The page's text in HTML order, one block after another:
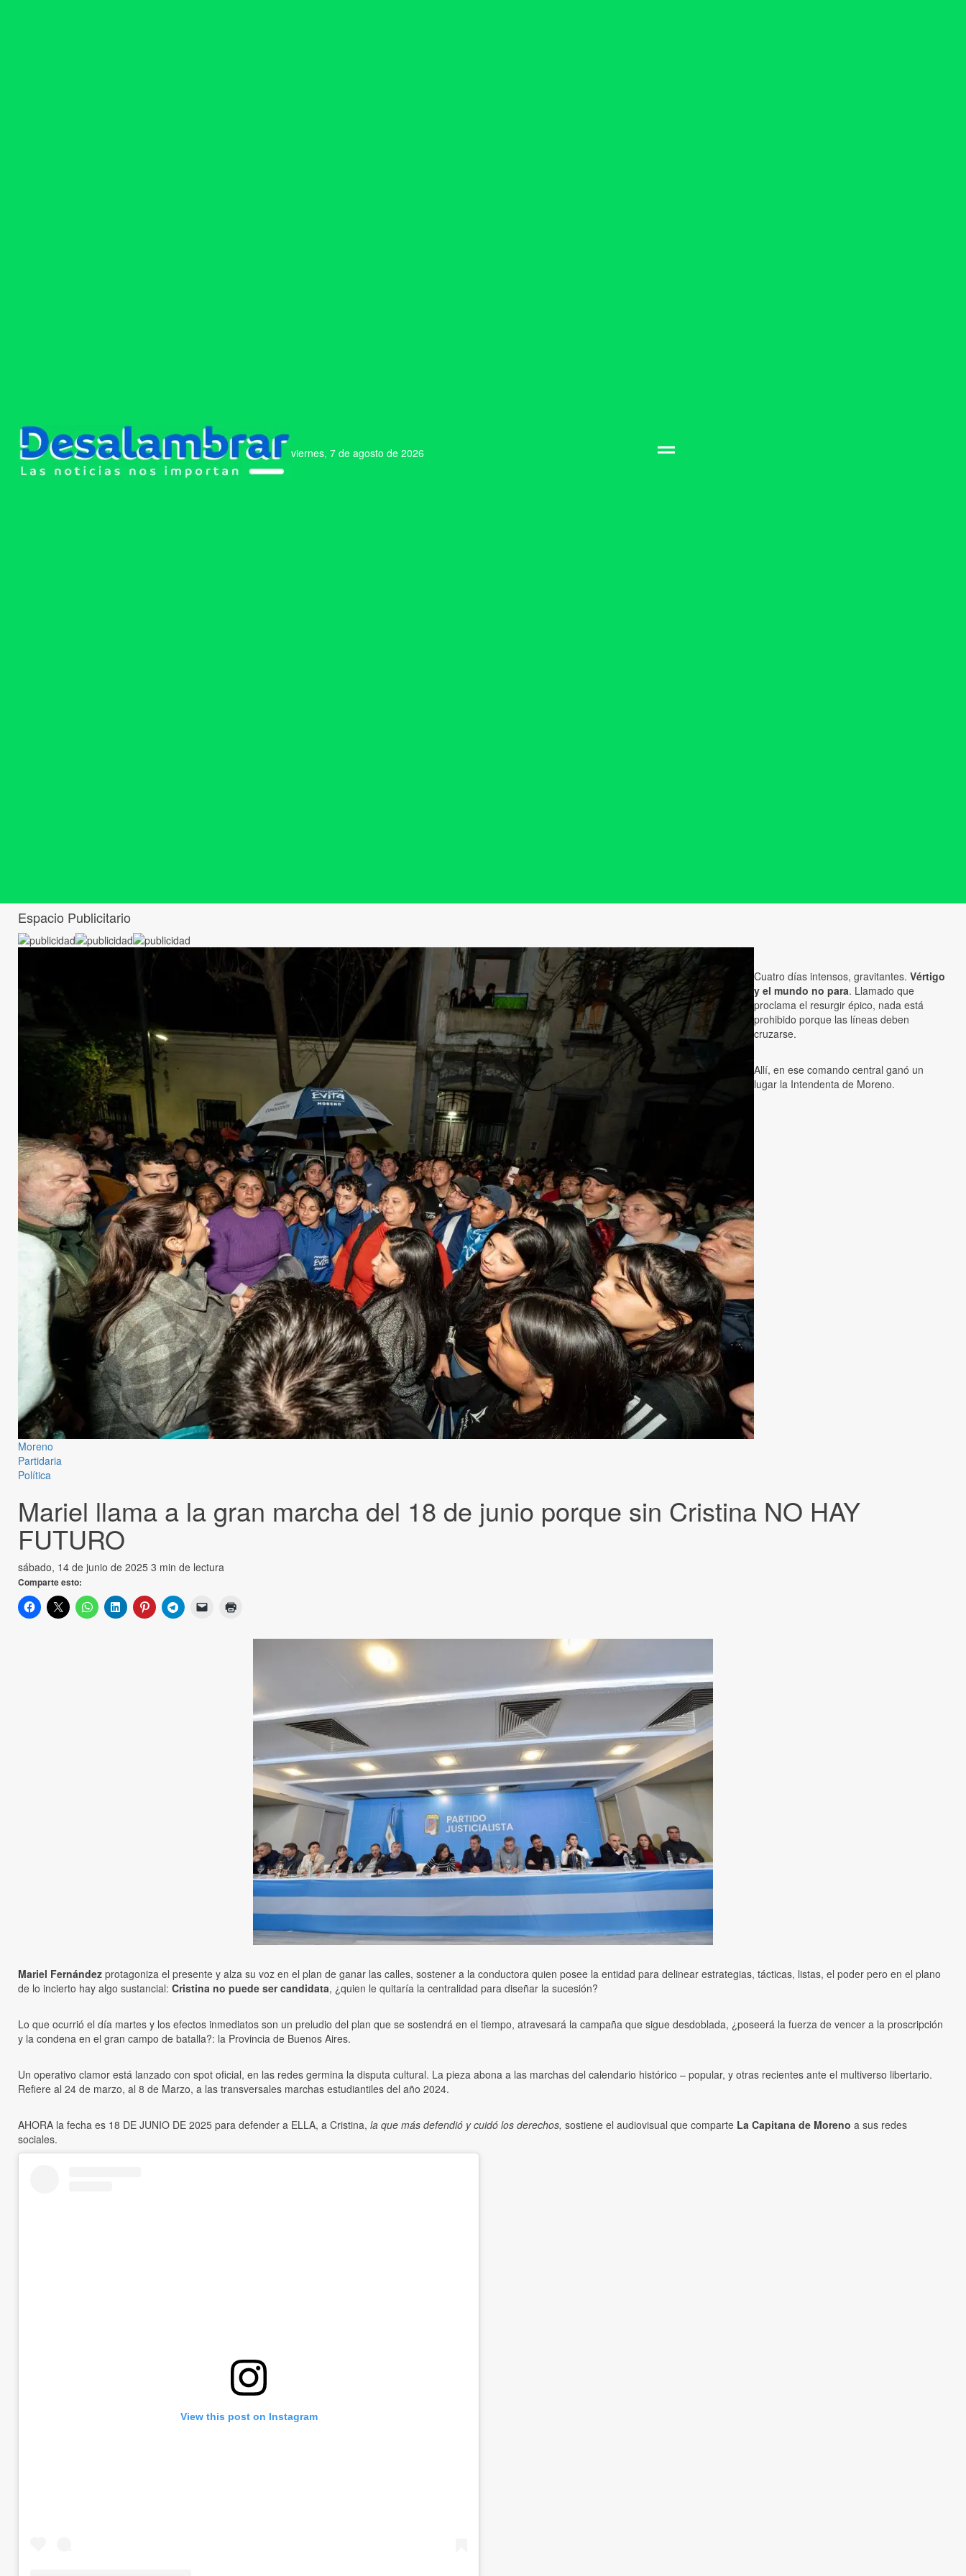
viernes, 7 de agosto de 2026
Espacio Publicitario
Moreno
Partidaria
Política
Mariel llama a la gran marcha del 18 de junio porque sin Cristina NO HAY
FUTURO
sábado, 14 de junio de 2025 3 min de lectura
Comparte esto:
Cuatro días intensos, gravitantes. Vértigo
y el mundo no para. Llamado que
proclama el resurgir épico, nada está
prohibido porque las líneas deben
cruzarse.
Allí, en ese comando central ganó un
lugar la Intendenta de Moreno.
Mariel Fernández protagoniza el presente y alza su voz en el plan de ganar las calles, sostener a la conductora quien posee la entidad para delinear estrategias, tácticas, listas, el poder pero en el plano
de lo incierto hay algo sustancial: Cristina no puede ser candidata, ¿quien le quitaría la centralidad para diseñar la sucesión?
Lo que ocurrió el día martes y los efectos inmediatos son un preludio del plan que se sostendrá en el tiempo, atravesará la campaña que sigue desdoblada, ¿poseerá la fuerza de vencer a la proscripción
y la condena en el gran campo de batalla?: la Provincia de Buenos Aires.
Un operativo clamor está lanzado con spot oficial, en las redes germina la disputa cultural. La pieza abona a las marchas del calendario histórico – popular, y otras recientes ante el multiverso libertario.
Refiere al 24 de marzo, al 8 de Marzo, a las transversales marchas estudiantiles del año 2024.
AHORA la fecha es 18 DE JUNIO DE 2025 para defender a ELLA, a Cristina, la que más defendió y cuidó los derechos, sostiene el audiovisual que comparte La Capitana de Moreno a sus redes
sociales.
View this post on Instagram